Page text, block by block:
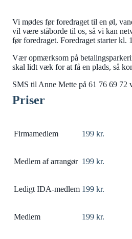
Vi mødes før foredraget til en øl,
vil være ståborde til os, så vi kan
før foredraget. Foredraget starter kl.
Vær opmærksom på
skal lidt væk for at få en plads, så
SMS til Anne Mette på 61 76 69 72
Priser
Firmamedlem 199 kr.
Medlem af arrangør 199 kr.
Ledigt IDA-medlem 199 kr.
Medlem 199 kr.